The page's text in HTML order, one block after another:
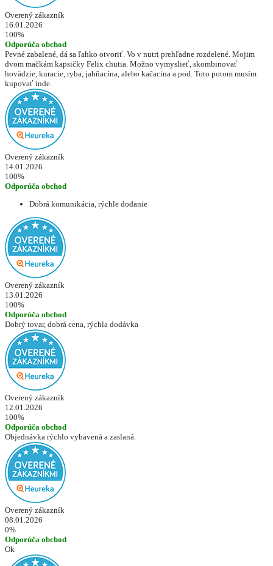
Overený zákazník
16.01.2026
100%
Odporúča obchod
Pevné zabalené, dá sa ľahko otvoriť. Vo v nutri prehľadne rozdelené. Mojim
dvom mačkám kapsičky Felix chutia. Možno vymyslieť, skombinovať
hovädzie, kuracie, ryba, jahňacína, alebo kačacina a pod. Toto potom musím
kupovať inde.
Overený zákazník
14.01.2026
100%
Odporúča obchod
Dobrá komunikácia, rýchle dodanie
Overený zákazník
13.01.2026
100%
Odporúča obchod
Dobrý tovar, dobrá cena, rýchla dodávka
Overený zákazník
12.01.2026
100%
Odporúča obchod
Objednávka rýchlo vybavená a zaslaná.
Overený zákazník
08.01.2026
0%
Odporúča obchod
Ok